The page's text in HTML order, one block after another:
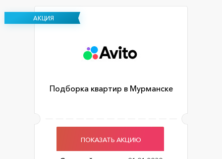
АКЦИЯ
Подборка квартир в Мурманске
ПОКАЗАТЬ АКЦИЮ